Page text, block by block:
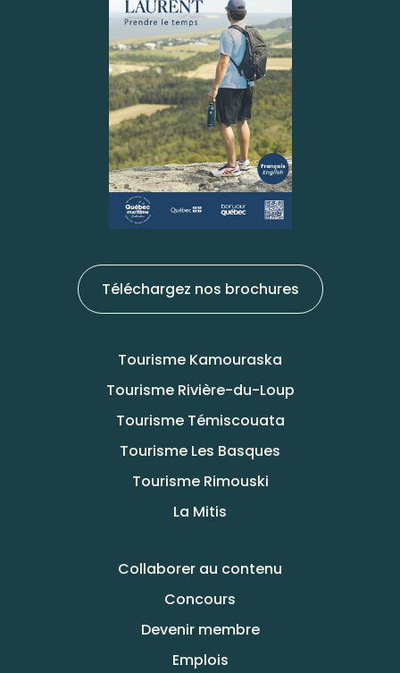
Téléchargez nos brochures
Tourisme Kamouraska
Tourisme Rivière-du-Loup
Tourisme Témiscouata
Tourisme Les Basques
Tourisme Rimouski
La Mitis
Collaborer au contenu
Concours
Devenir membre
Emplois